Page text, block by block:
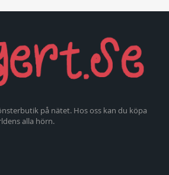
på nätet. Hos oss kan du köpa
alla hörn.